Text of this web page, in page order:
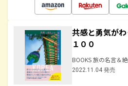
共感と勇気が
１００
BOOKS 旅の名言＆
2022.11.04 発売